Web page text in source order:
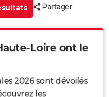
Partager
Loire ont le
2026 sont dévoilés
les